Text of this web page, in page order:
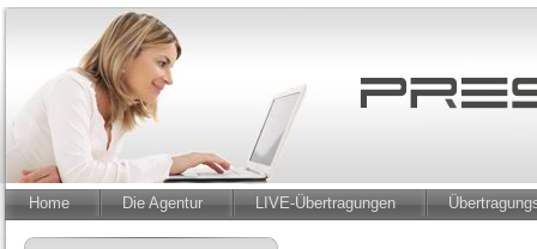
Home Die Agentur LIVE-Übertragungen